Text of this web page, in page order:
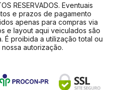
RESERVADOS. Eventuais
e prazos de pagamento
apenas para compras via
e layout aqui veiculados são
É proibida a utilização total ou
autorização.